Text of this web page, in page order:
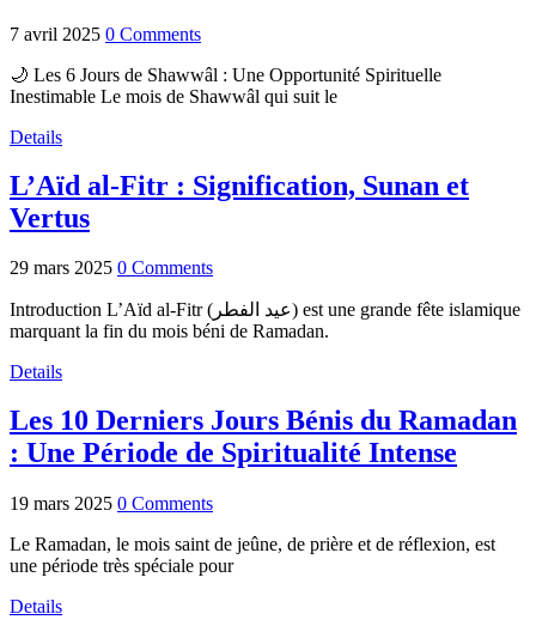
7 avril 2025 0 Comments
🌙 Les 6 Jours de Shawwâl : Une Opportunité Spirituelle
Inestimable Le mois de Shawwâl qui suit le
Details
L’Aïd al-Fitr : Signification, Sunan et
Vertus
29 mars 2025 0 Comments
Introduction L’Aïd al-Fitr (عيد الفطر) est une grande fête islamique
marquant la fin du mois béni de Ramadan.
Details
Les 10 Derniers Jours Bénis du Ramadan
: Une Période de Spiritualité Intense
19 mars 2025 0 Comments
Le Ramadan, le mois saint de jeûne, de prière et de réflexion, est
une période très spéciale pour
Details